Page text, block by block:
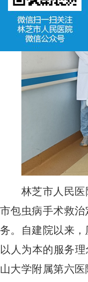
林芝市人民
市包虫病手术救
务。自建院以来
以人为本的服务
山大学附属第六